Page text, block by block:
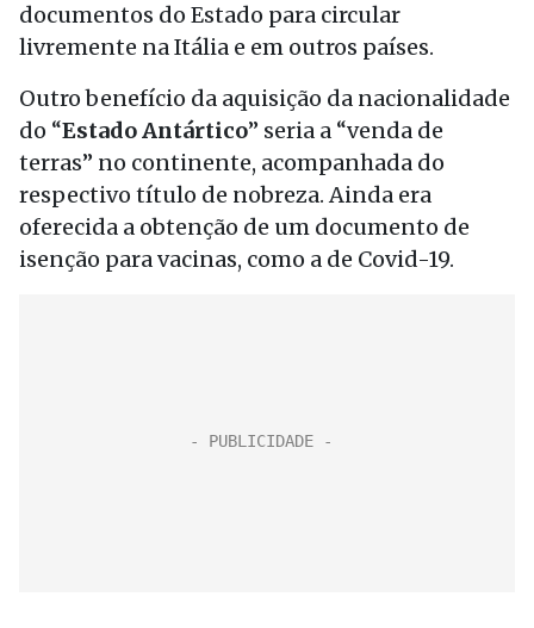
documentos do Estado para circular
livremente na Itália e em outros países.
Outro benefício da aquisição da nacionalidade
do “Estado Antártico” seria a “venda de
terras” no continente, acompanhada do
respectivo título de nobreza. Ainda era
oferecida a obtenção de um documento de
isenção para vacinas, como a de Covid-19.